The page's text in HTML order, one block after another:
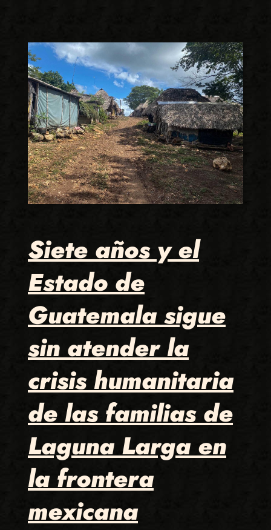
Siete años y el
Estado de
Guatemala sigue
sin atender la
crisis humanitaria
de las familias de
Laguna Larga en
la frontera
mexicana